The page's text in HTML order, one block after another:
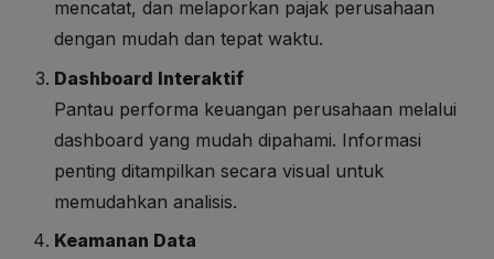
mencatat, dan melaporkan pajak perusahaan
dengan mudah dan tepat waktu.
Dashboard Interaktif
Pantau performa keuangan perusahaan melalui
dashboard yang mudah dipahami. Informasi
penting ditampilkan secara visual untuk
memudahkan analisis.
Keamanan Data